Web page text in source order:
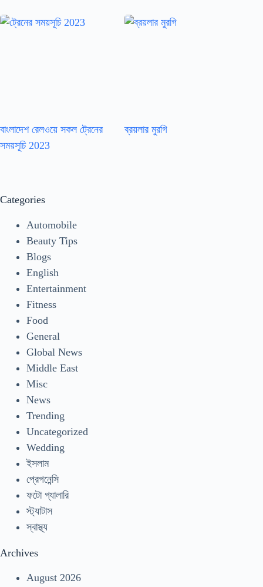
বাংলাদেশ রেলওয়ে সকল ট্রেনের
সময়সূচি 2023
ব্রয়লার মুরগি
Categories
Automobile
Beauty Tips
Blogs
English
Entertainment
Fitness
Food
General
Global News
Middle East
Misc
News
Trending
Uncategorized
Wedding
ইসলাম
প্রেগনেন্সি
ফটো গ্যালারি
স্ট্যাটাস
স্বাস্থ্য
Archives
August 2026